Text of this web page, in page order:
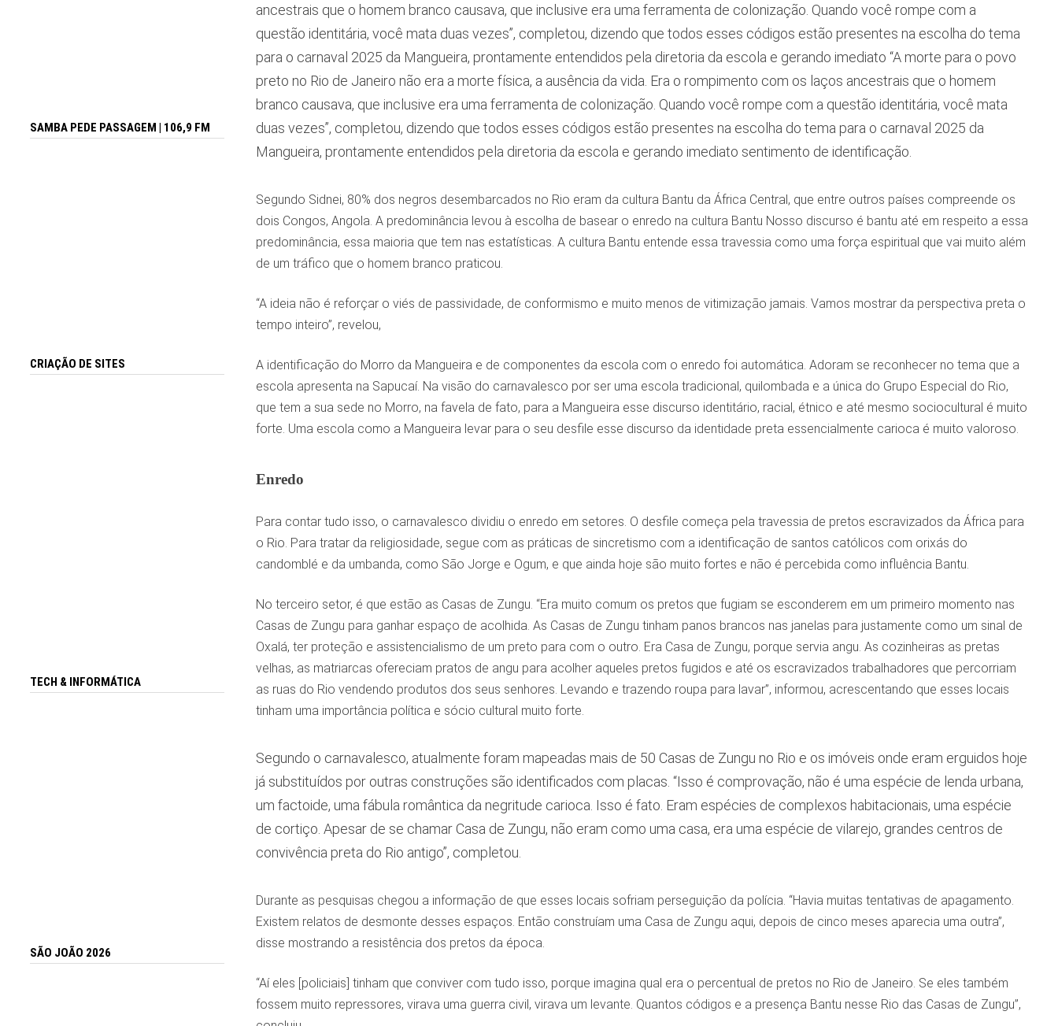
ancestrais que o homem branco causava, que inclusive era uma ferramenta de colonização. Quando você rompe com a
questão identitária, você mata duas vezes”, completou, dizendo que todos esses códigos estão presentes na escolha do tema
para o carnaval 2025 da Mangueira, prontamente entendidos pela diretoria da escola e gerando imediato “A morte para o povo
preto no Rio de Janeiro não era a morte física, a ausência da vida. Era o rompimento com os laços ancestrais que o homem
branco causava, que inclusive era uma ferramenta de colonização. Quando você rompe com a questão identitária, você mata
duas vezes”, completou, dizendo que todos esses códigos estão presentes na escolha do tema para o carnaval 2025 da
Mangueira, prontamente entendidos pela diretoria da escola e gerando imediato sentimento de identificação.
Segundo Sidnei, 80% dos negros desembarcados no Rio eram da cultura Bantu da África Central, que entre outros países compreende os
dois Congos, Angola. A predominância levou à escolha de basear o enredo na cultura Bantu Nosso discurso é bantu até em respeito a essa
predominância, essa maioria que tem nas estatísticas. A cultura Bantu entende essa travessia como uma força espiritual que vai muito além
de um tráfico que o homem branco praticou.
“A ideia não é reforçar o viés de passividade, de conformismo e muito menos de vitimização jamais. Vamos mostrar da perspectiva preta o
tempo inteiro”, revelou,
A identificação do Morro da Mangueira e de componentes da escola com o enredo foi automática. Adoram se reconhecer no tema que a
escola apresenta na Sapucaí. Na visão do carnavalesco por ser uma escola tradicional, quilombada e a única do Grupo Especial do Rio,
que tem a sua sede no Morro, na favela de fato, para a Mangueira esse discurso identitário, racial, étnico e até mesmo sociocultural é muito
forte. Uma escola como a Mangueira levar para o seu desfile esse discurso da identidade preta essencialmente carioca é muito valoroso.
Enredo
Para contar tudo isso, o carnavalesco dividiu o enredo em setores. O desfile começa pela travessia de pretos escravizados da África para
o Rio. Para tratar da religiosidade, segue com as práticas de sincretismo com a identificação de santos católicos com orixás do
candomblé e da umbanda, como São Jorge e Ogum, e que ainda hoje são muito fortes e não é percebida como influência Bantu.
No terceiro setor, é que estão as Casas de Zungu. “Era muito comum os pretos que fugiam se esconderem em um primeiro momento nas
Casas de Zungu para ganhar espaço de acolhida. As Casas de Zungu tinham panos brancos nas janelas para justamente como um sinal de
Oxalá, ter proteção e assistencialismo de um preto para com o outro. Era Casa de Zungu, porque servia angu. As cozinheiras as pretas
velhas, as matriarcas ofereciam pratos de angu para acolher aqueles pretos fugidos e até os escravizados trabalhadores que percorriam
as ruas do Rio vendendo produtos dos seus senhores. Levando e trazendo roupa para lavar”, informou, acrescentando que esses locais
tinham uma importância política e sócio cultural muito forte.
Segundo o carnavalesco, atualmente foram mapeadas mais de 50 Casas de Zungu no Rio e os imóveis onde eram erguidos hoje
já substituídos por outras construções são identificados com placas. “Isso é comprovação, não é uma espécie de lenda urbana,
um factoide, uma fábula romântica da negritude carioca. Isso é fato. Eram espécies de complexos habitacionais, uma espécie
de cortiço. Apesar de se chamar Casa de Zungu, não eram como uma casa, era uma espécie de vilarejo, grandes centros de
convivência preta do Rio antigo”, completou.
Durante as pesquisas chegou a informação de que esses locais sofriam perseguição da polícia. “Havia muitas tentativas de apagamento.
Existem relatos de desmonte desses espaços. Então construíam uma Casa de Zungu aqui, depois de cinco meses aparecia uma outra”,
disse mostrando a resistência dos pretos da época.
“Aí eles [policiais] tinham que conviver com tudo isso, porque imagina qual era o percentual de pretos no Rio de Janeiro. Se eles também
fossem muito repressores, virava uma guerra civil, virava um levante. Quantos códigos e a presença Bantu nesse Rio das Casas de Zungu”,
SAMBA PEDE PASSAGEM | 106,9 FM
CRIAÇÃO DE SITES
TECH & INFORMÁTICA
SÃO JOÃO 2026